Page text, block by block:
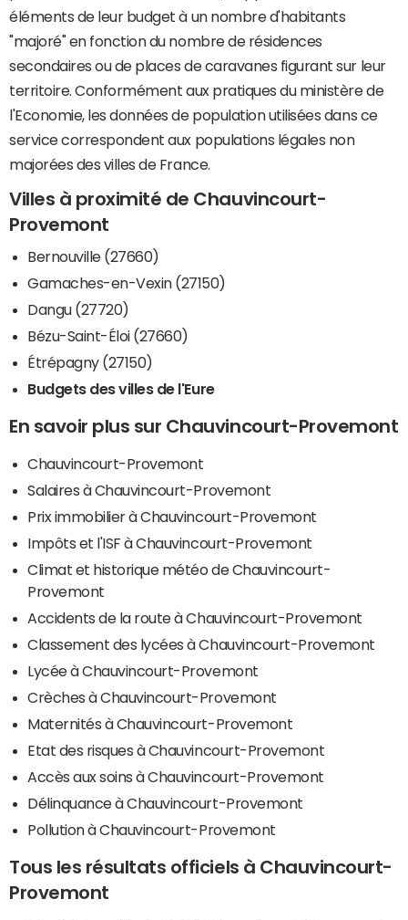
éléments de leur budget à un nombre d'habitants
"majoré" en fonction du nombre de résidences
secondaires ou de places de caravanes figurant sur leur
territoire. Conformément aux pratiques du ministère de
l'Economie, les données de population utilisées dans ce
service correspondent aux populations légales non
majorées des villes de France.
Villes à proximité de Chauvincourt-
Provemont
Bernouville (27660)
Gamaches-en-Vexin (27150)
Dangu (27720)
Bézu-Saint-Éloi (27660)
Étrépagny (27150)
Budgets des villes de l'Eure
En savoir plus sur Chauvincourt-Provemont
Chauvincourt-Provemont
Salaires à Chauvincourt-Provemont
Prix immobilier à Chauvincourt-Provemont
Impôts et l'ISF à Chauvincourt-Provemont
Climat et historique météo de Chauvincourt-
Provemont
Accidents de la route à Chauvincourt-Provemont
Classement des lycées à Chauvincourt-Provemont
Lycée à Chauvincourt-Provemont
Crèches à Chauvincourt-Provemont
Maternités à Chauvincourt-Provemont
Etat des risques à Chauvincourt-Provemont
Accès aux soins à Chauvincourt-Provemont
Délinquance à Chauvincourt-Provemont
Pollution à Chauvincourt-Provemont
Tous les résultats officiels à Chauvincourt-
Provemont